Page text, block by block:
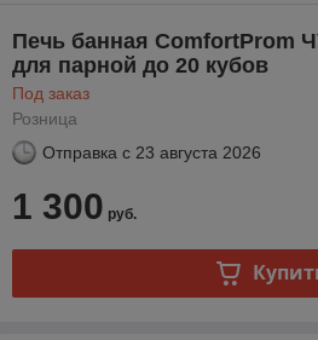
Печь банная
для парной до 20 кубов
Под заказ
Розница
Отправка с 23 августа 2026
1 300 руб.